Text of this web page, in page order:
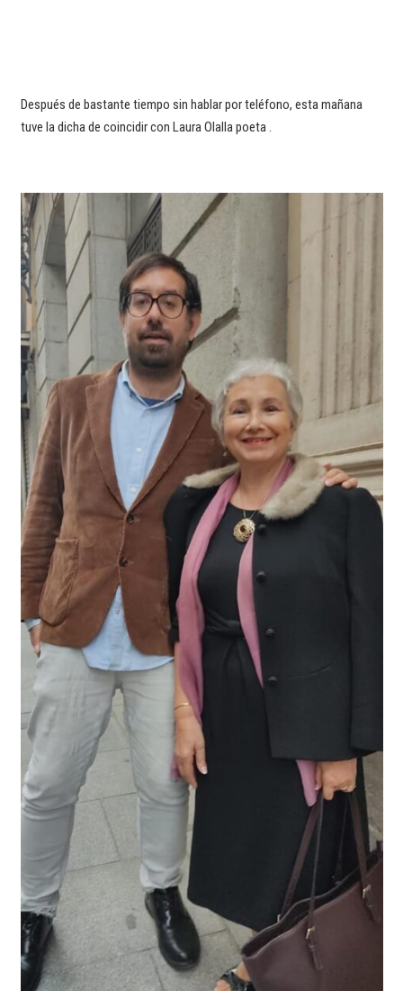
Después de bastante tiempo sin hablar por teléfono, esta mañana
tuve la dicha de coincidir con Laura Olalla poeta .